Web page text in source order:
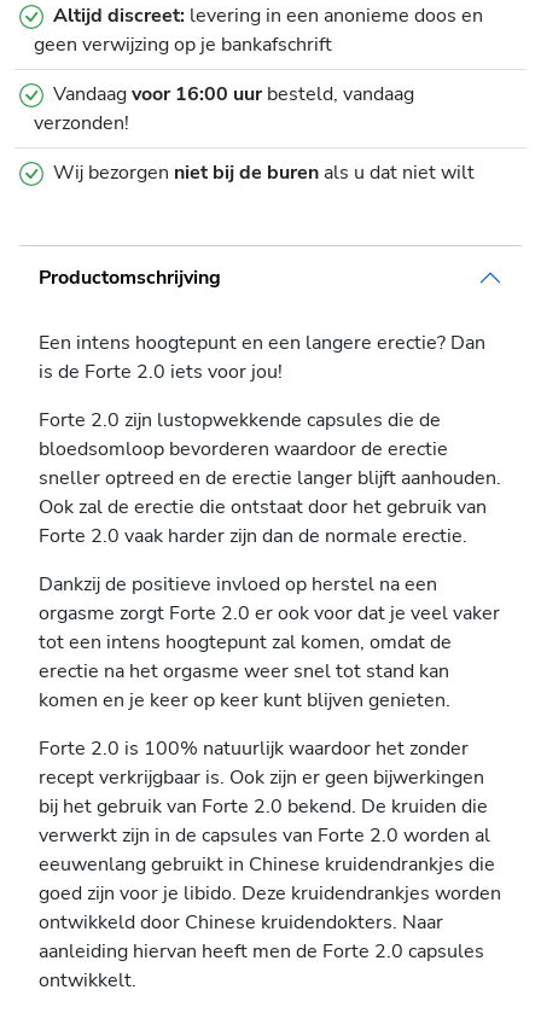
Altijd discreet: levering in een anonieme doos en
geen verwijzing op je bankafschrift
Vandaagvoor 16:00 uurbesteld, vandaag
verzonden!
Wij bezorgen niet bij de burenals u dat niet wilt
Productomschrijving
Een intens hoogtepunt en een langere erectie? Dan
is de Forte 2.0 iets voor jou!
Forte 2.0 zijn lustopwekkende capsules die de
bloedsomloop bevorderen waardoor de erectie
sneller optreed en de erectie langer blijft aanhouden.
Ook zal de erectie die ontstaat door het gebruik van
Forte 2.0 vaak harder zijn dan de normale erectie.
Dankzij de positieve invloed op herstel na een
orgasme zorgt Forte 2.0 er ook voor dat je veel vaker
tot een intens hoogtepunt zal komen, omdat de
erectie na het orgasme weer snel tot stand kan
komen en je keer op keer kunt blijven genieten.
Forte 2.0 is 100% natuurlijk waardoor het zonder
recept verkrijgbaar is. Ook zijn er geen bijwerkingen
bij het gebruik van Forte 2.0 bekend. De kruiden die
verwerkt zijn in de capsules van Forte 2.0 worden al
eeuwenlang gebruikt in Chinese kruidendrankjes die
goed zijn voor je libido. Deze kruidendrankjes worden
ontwikkeld door Chinese kruidendokters. Naar
aanleiding hiervan heeft men de Forte 2.0 capsules
ontwikkelt.